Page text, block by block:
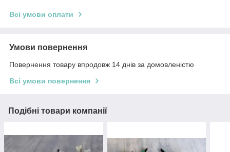
Всі умови оплати
Умови повернення
Повернення товару впродовж 14 днів за домовленістю
Всі умови повернення
Подібні товари компанії